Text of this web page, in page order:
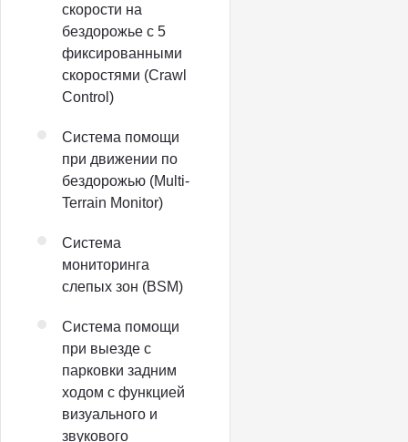
скорости на
бездорожье с 5
фиксированными
скоростями (Crawl
Control)
Система помощи
при движении по
бездорожью (Multi-
Terrain Monitor)
Система
мониторинга
слепых зон (BSM)
Система помощи
при выезде с
парковки задним
ходом с функцией
визуального и
звукового